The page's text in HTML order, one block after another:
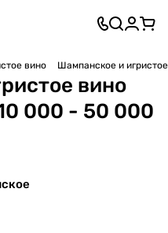
вино Шампанское и
вино
000 - 50 000